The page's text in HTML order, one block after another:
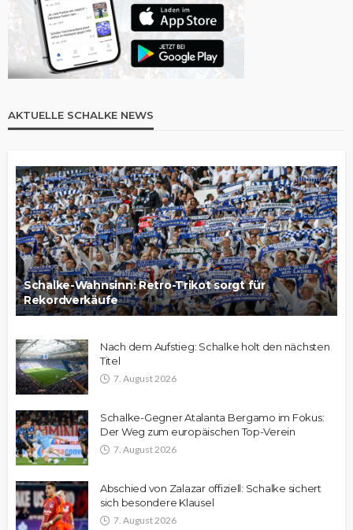
AKTUELLE SCHALKE NEWS
Schalke-Wahnsinn: Retro-Trikot sorgt für
Rekordverkäufe
Nach dem Aufstieg: Schalke holt den nächsten
Titel
7. August 2026
Schalke-Gegner Atalanta Bergamo im Fokus:
Der Weg zum europäischen Top-Verein
7. August 2026
Abschied von Zalazar offiziell: Schalke sichert
sich besondere Klausel
7. August 2026